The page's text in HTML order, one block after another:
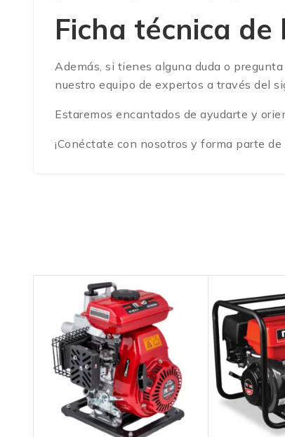
Ficha técnica
Además, si tienes alguna duda o
nuestro equipo de expertos a través del
Estaremos encantados de ayudarte y
¡Conéctate con nosotros y forma parte